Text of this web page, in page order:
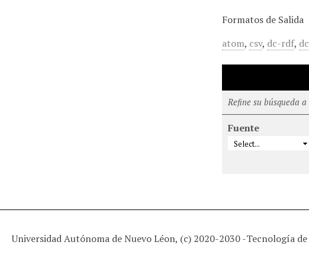
Formatos de Salida
atom, csv, dc-rdf,
Refine su búsqueda
Fuente
Universidad Autónoma de Nuevo Léon, (c) 2020-2030 -Tecnología de